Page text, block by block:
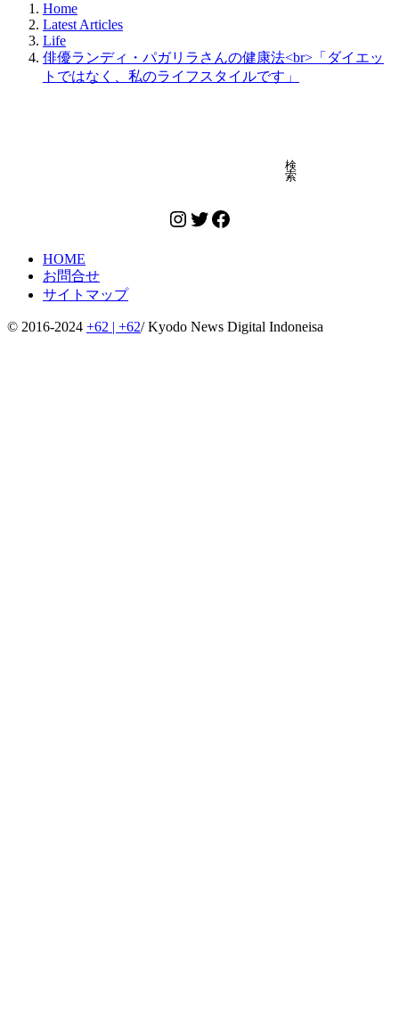
Home
Latest Articles
Life
俳優ランディ・パガリラさんの健康法<br>「ダイエッ
トではなく、私のライフスタイルです」
検
索
Instagram
Twitter
Facebook
HOME
お問合せ
サイトマップ
© 2016-2024 +62 | +62/ Kyodo News Digital Indoneisa